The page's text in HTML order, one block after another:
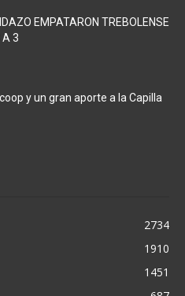
EMPATARON TREBOLENSE
A 3
y un gran aporte a la Capilla
2734
1910
1451